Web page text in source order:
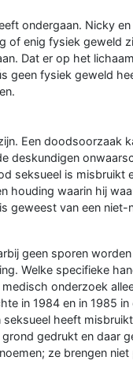
ondergaan. Nicky
of enig fysiek geweld
Dat er op het
geen fysiek geweld
Een doodsoorzaak
deskundigen
seksueel is misbruikt
houding waarin hij
geweest van een niet-
geen sporen
Welke specifieke
onderzoek
in 1984 en in 1985
heeft
gedrukt en daar
ze brengen